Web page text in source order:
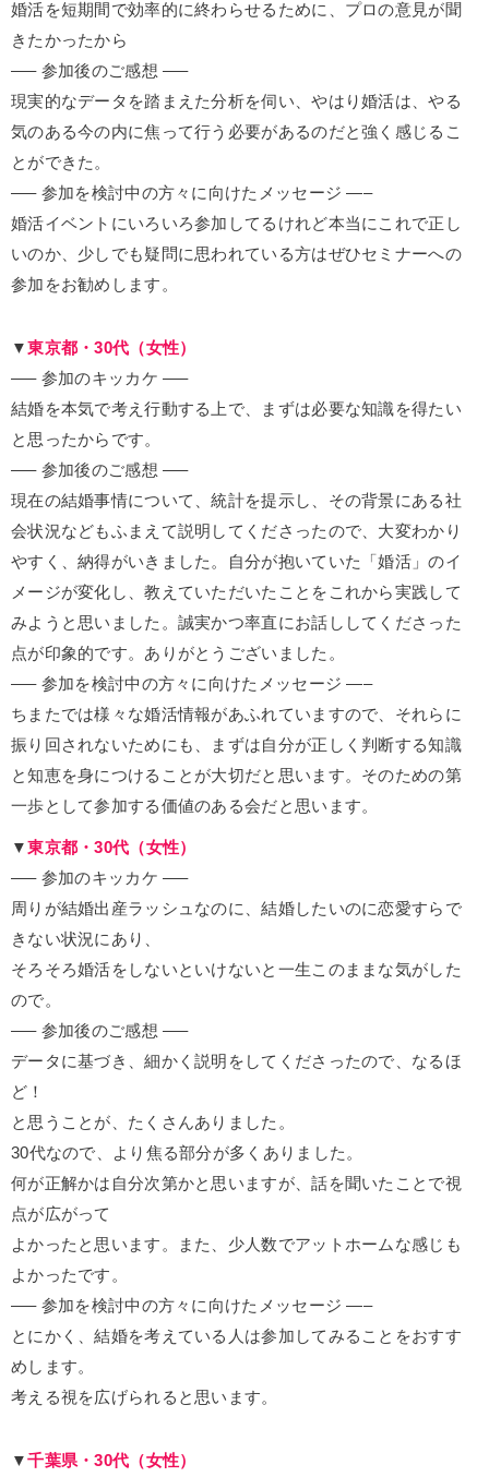
婚活を短期間で効率的に終わらせるために、プロの意見が聞
きたかったから
—– 参加後のご感想 —–
現実的なデータを踏まえた分析を伺い、やはり婚活は、やる
気のある今の内に焦って行う必要があるのだと強く感じるこ
とができた。
—– 参加を検討中の方々に向けたメッセージ —–
婚活イベントにいろいろ参加してるけれど本当にこれで正し
いのか、少しでも疑問に思われている方はぜひセミナーへの
参加をお勧めします。
▼東京都・30代（女性）
—– 参加のキッカケ —–
結婚を本気で考え行動する上で、まずは必要な知識を得たい
と思ったからです。
—– 参加後のご感想 —–
現在の結婚事情について、統計を提示し、その背景にある社
会状況などもふまえて説明してくださったので、大変わかり
やすく、納得がいきました。自分が抱いていた「婚活」のイ
メージが変化し、教えていただいたことをこれから実践して
みようと思いました。誠実かつ率直にお話ししてくださった
点が印象的です。ありがとうございました。
—– 参加を検討中の方々に向けたメッセージ —–
ちまたでは様々な婚活情報があふれていますので、それらに
振り回されないためにも、まずは自分が正しく判断する知識
と知恵を身につけることが大切だと思います。そのための第
一歩として参加する価値のある会だと思います。
▼東京都・30代（女性）
—– 参加のキッカケ —–
周りが結婚出産ラッシュなのに、結婚したいのに恋愛すらで
きない状況にあり、
そろそろ婚活をしないといけないと一生このままな気がした
ので。
—– 参加後のご感想 —–
データに基づき、細かく説明をしてくださったので、なるほ
ど！
と思うことが、たくさんありました。
30代なので、より焦る部分が多くありました。
何が正解かは自分次第かと思いますが、話を聞いたことで視
点が広がって
よかったと思います。また、少人数でアットホームな感じも
よかったです。
—– 参加を検討中の方々に向けたメッセージ —–
とにかく、結婚を考えている人は参加してみることをおすす
めします。
考える視を広げられると思います。
▼千葉県・30代（女性）